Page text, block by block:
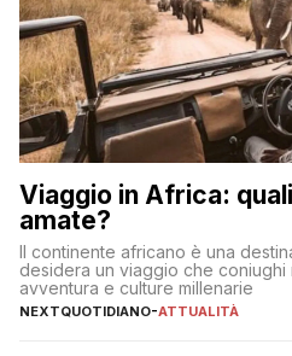
Viaggio in Africa:
amate?
Il continente africano è una
desidera un viaggio che coniughi
avventura e culture millenarie
NEXTQUOTIDIANO-ATTUALITÀ